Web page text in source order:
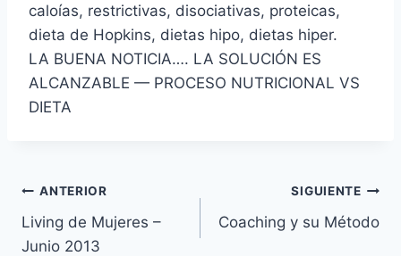
caloías, restrictivas, disociativas, proteicas,
dieta de Hopkins, dietas hipo, dietas hiper.
LA BUENA NOTICIA…. LA SOLUCIÓN ES
ALCANZABLE — PROCESO NUTRICIONAL VS
DIETA
Navegación
de
ANTERIOR
Living de Mujeres –
Junio 2013
SIGUIENTE
Coaching y su Método